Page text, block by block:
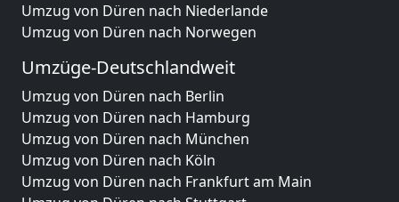
Umzug von Düren nach Niederlande
Umzug von Düren nach Norwegen
Umzüge-Deutschlandweit
Umzug von Düren nach Berlin
Umzug von Düren nach Hamburg
Umzug von Düren nach München
Umzug von Düren nach Köln
Umzug von Düren nach Frankfurt am Main